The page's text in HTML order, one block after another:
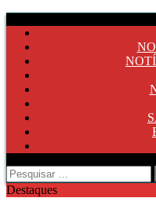
Pesquisar
por:
Destaques